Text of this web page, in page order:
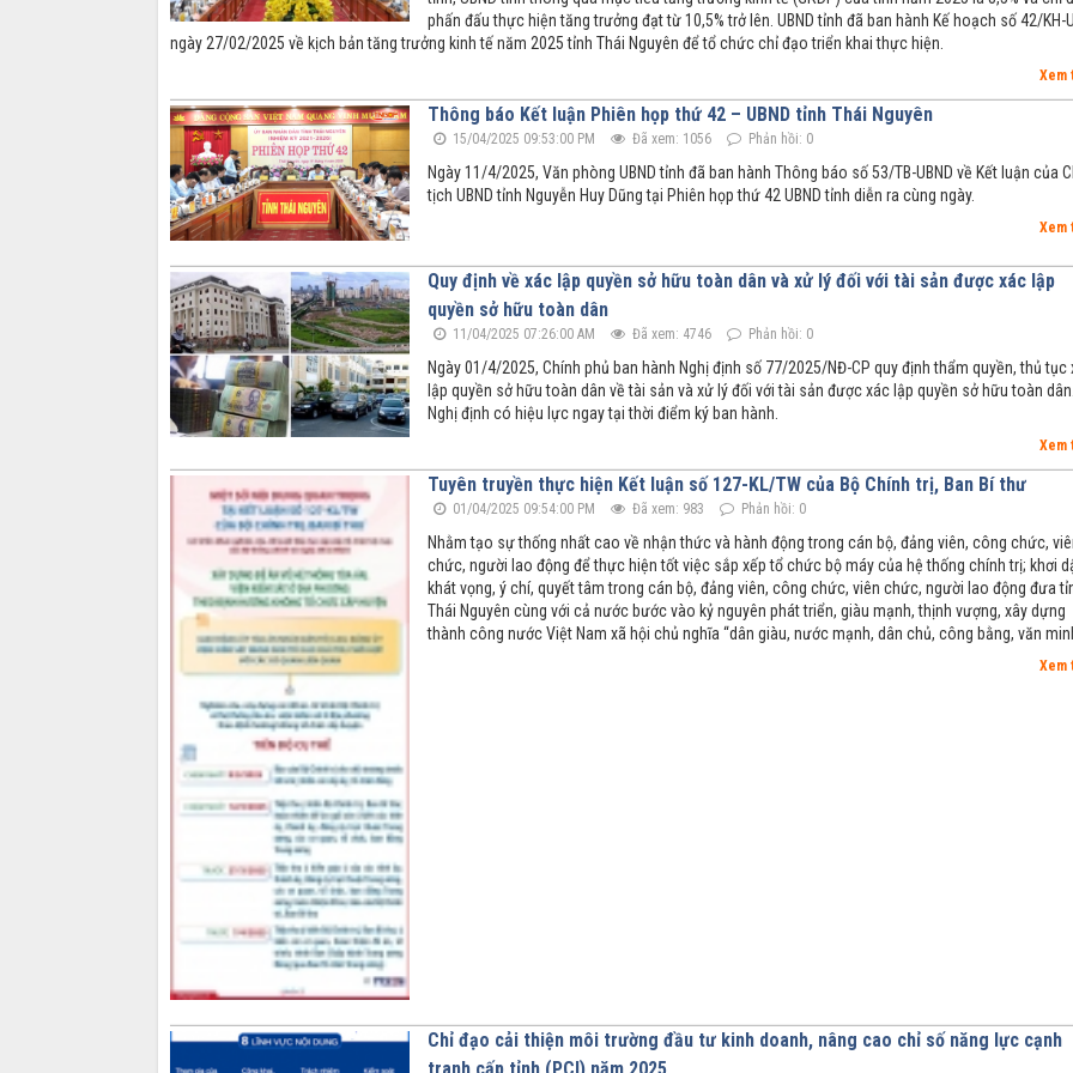
phấn đấu thực hiện tăng trưởng đạt từ 10,5% trở lên. UBND tỉnh đã ban hành Kế hoạch số 42/KH-
ngày 27/02/2025 về kịch bản tăng trưởng kinh tế năm 2025 tỉnh Thái Nguyên để tổ chức chỉ đạo triển khai thực hiện.
Thông báo Kết luận Phiên họp thứ 42 – UBND tỉnh Thái Nguyên
15/04/2025 09:53:00 PM Đã xem: 1056 Phản hồi: 0
Ngày 11/4/2025, Văn phòng UBND tỉnh đã ban hành Thông báo số 53/TB-UBND về Kết luận của
tịch UBND tỉnh Nguyễn Huy Dũng tại Phiên họp thứ 42 UBND tỉnh diễn ra cùng ngày.
Quy định về xác lập quyền sở hữu toàn dân và xử lý đối với tài sản được xác lập
quyền sở hữu toàn dân
11/04/2025 07:26:00 AM Đã xem: 4746 Phản hồi: 0
Ngày 01/4/2025, Chính phủ ban hành Nghị định số 77/2025/NĐ-CP quy định thẩm quyền, thủ tục
lập quyền sở hữu toàn dân về tài sản và xử lý đối với tài sản được xác lập quyền sở hữu toàn dân.
Nghị định có hiệu lực ngay tại thời điểm ký ban hành.
Tuyên truyền thực hiện Kết luận số 127-KL/TW của Bộ Chính trị, Ban Bí thư
01/04/2025 09:54:00 PM Đã xem: 983 Phản hồi: 0
Nhằm tạo sự thống nhất cao về nhận thức và hành động trong cán bộ, đảng viên, công chức,
chức, người lao động để thực hiện tốt việc sắp xếp tổ chức bộ máy của hệ thống chính trị; khơi
khát vọng, ý chí, quyết tâm trong cán bộ, đảng viên, công chức, viên chức, người lao động đưa
Thái Nguyên cùng với cả nước bước vào kỷ nguyên phát triển, giàu mạnh, thịnh vượng, xây dựng
thành công nước Việt Nam xã hội chủ nghĩa “dân giàu, nước mạnh, dân chủ, công bằng, văn
Chỉ đạo cải thiện môi trường đầu tư kinh doanh, nâng cao chỉ số năng lực cạnh